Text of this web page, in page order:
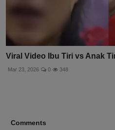
Viral Video Ibu Tiri vs Anak
Mar 23, 2026 0 348
Comments